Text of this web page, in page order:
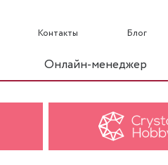
Контакты Блог
Онлайн-менеджер